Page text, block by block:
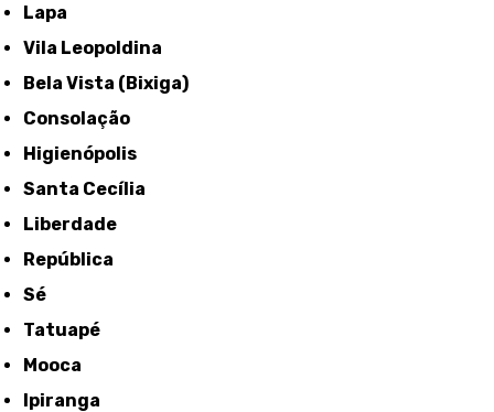
Lapa
Vila Leopoldina
Bela Vista (Bixiga)
Consolação
Higienópolis
Santa Cecília
Liberdade
República
Sé
Tatuapé
Mooca
Ipiranga